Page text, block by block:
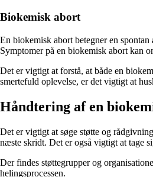
Biokemisk abort
En biokemisk abort betegner en
Symptomer på en biokemisk abort kan
Det er vigtigt at forstå, at både en
smertefuld oplevelse, er det vigtigt at
Håndtering af en
Det er vigtigt at søge støtte og
næste skridt. Det er også vigtigt at tage
Der findes støttegrupper og
helingsprocessen.